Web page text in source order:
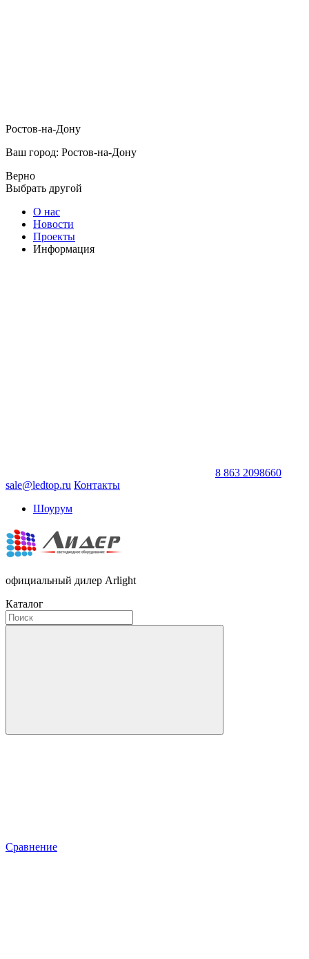
Ростов-на-Дону
Ваш город: Ростов-на-Дону
Верно
Выбрать другой
О нас
Новости
Проекты
Информация
8 863 2098660
sale@ledtop.ru Контакты
Шоурум
официальный дилер Arlight
Каталог
Сравнение